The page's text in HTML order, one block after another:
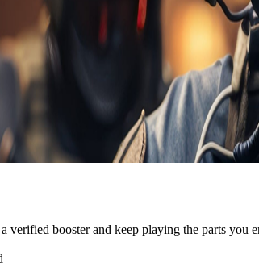
verified booster and keep playing the parts you